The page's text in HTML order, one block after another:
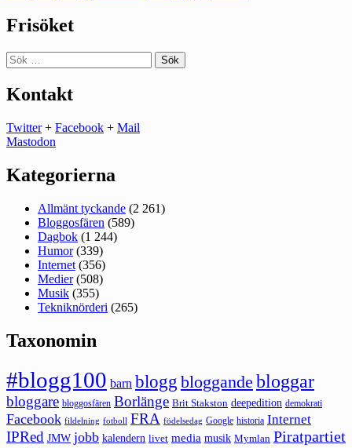
Frisöket
Sök
efter:
Kontakt
Twitter+ Facebook + Mail
Mastodon
Kategorierna
Allmänt tyckande (2 261)
Bloggosfären (589)
Dagbok (1 244)
Humor(339)
Internet (356)
Medier(508)
Musik (355)
Tekniknörderi (265)
Taxonomin
#blogg100 barn blogg bloggande bloggar
bloggare bloggosfären Borlänge Brit Stakston deepedition demokrati
Facebook fildelning fotboll FRA födelsedag Google historia Internet
IPRed JMW jobb kalendern livet media musik Mymlan Piratpartiet